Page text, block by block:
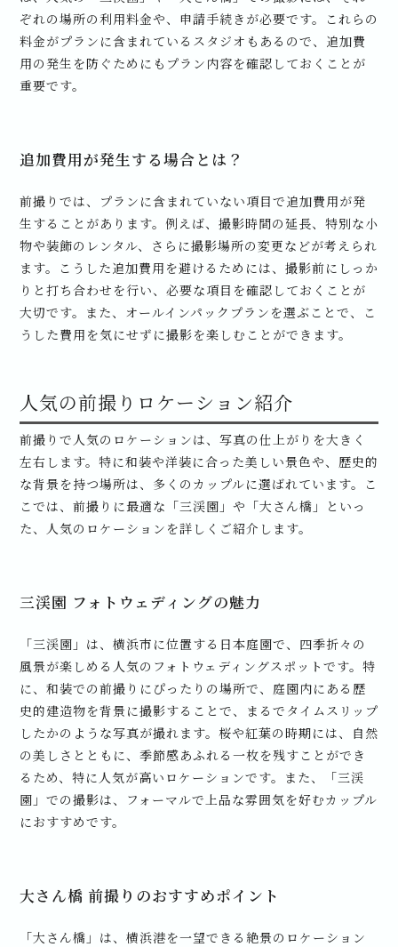
ぞれの場所の利用料金や、申請手続きが必要です。これらの
料金がプランに含まれているスタジオもあるので、追加費
用の発生を防ぐためにもプラン内容を確認しておくことが
重要です。
追加費用が発生する場合とは？
前撮りでは、プランに含まれていない項目で追加費用が発
生することがあります。例えば、撮影時間の延長、特別な小
物や装飾のレンタル、さらに撮影場所の変更などが考えられ
ます。こうした追加費用を避けるためには、撮影前にしっか
りと打ち合わせを行い、必要な項目を確認しておくことが
大切です。また、オールインパックプランを選ぶことで、こ
うした費用を気にせずに撮影を楽しむことができます。
人気の前撮りロケーション紹介
前撮りで人気のロケーションは、写真の仕上がりを大きく
左右します。特に和装や洋装に合った美しい景色や、歴史的
な背景を持つ場所は、多くのカップルに選ばれています。こ
こでは、前撮りに最適な「三渓園」や「大さん橋」といっ
た、人気のロケーションを詳しくご紹介します。
三渓園 フォトウェディングの魅力
「三渓園」は、横浜市に位置する日本庭園で、四季折々の
風景が楽しめる人気のフォトウェディングスポットです。特
に、和装での前撮りにぴったりの場所で、庭園内にある歴
史的建造物を背景に撮影することで、まるでタイムスリップ
したかのような写真が撮れます。桜や紅葉の時期には、自然
の美しさとともに、季節感あふれる一枚を残すことができ
るため、特に人気が高いロケーションです。また、「三渓
園」での撮影は、フォーマルで上品な雰囲気を好むカップル
におすすめです。
大さん橋 前撮りのおすすめポイント
「大さん橋」は、横浜港を一望できる絶景のロケーション